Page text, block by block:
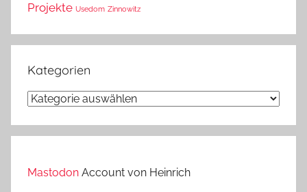
Projekte Usedom Zinnowitz
Kategorien
Kategorien
Mastodon Account von Heinrich